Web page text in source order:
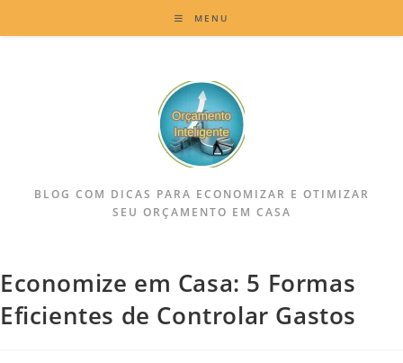
MENU
BLOG COM DICAS PARA ECONOMIZAR E OTIMIZAR
SEU ORÇAMENTO EM CASA
Economize em Casa: 5 Formas
Eficientes de Controlar Gastos